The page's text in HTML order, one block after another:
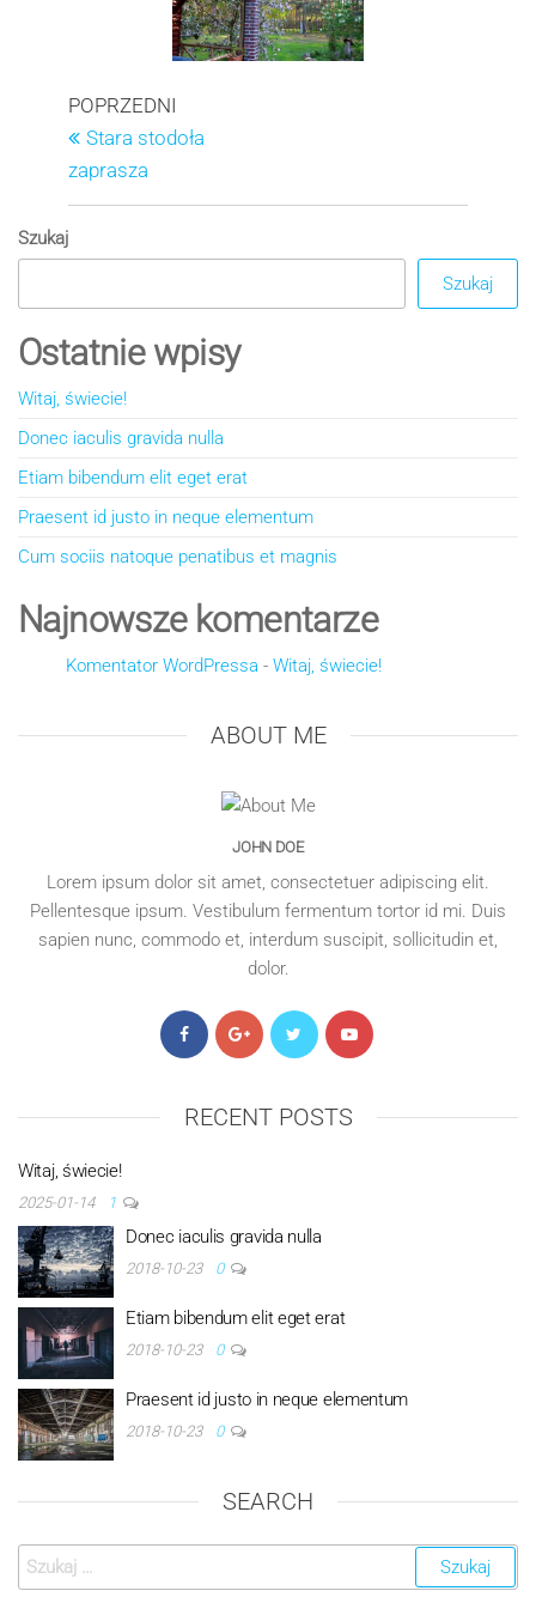
Nawigacja
wpisu
Poprzedni
wpis
POPRZEDNI
Stara stodoła
zaprasza
Szukaj
Szukaj
Ostatnie wpisy
Witaj, świecie!
Donec iaculis gravida nulla
Etiam bibendum elit eget erat
Praesent id justo in neque elementum
Cum sociis natoque penatibus et magnis
Najnowsze komentarze
Komentator WordPressa - Witaj, świecie!
ABOUT ME
JOHN DOE
Lorem ipsum dolor sit amet, consectetuer adipiscing elit.
Pellentesque ipsum. Vestibulum fermentum tortor id mi. Duis
sapien nunc, commodo et, interdum suscipit, sollicitudin et,
dolor.
RECENT POSTS
Witaj, świecie!
2025-01-14 1
Donec iaculis gravida nulla
2018-10-23 0
Etiam bibendum elit eget erat
2018-10-23 0
Praesent id justo in neque elementum
2018-10-23 0
SEARCH
Szukaj: